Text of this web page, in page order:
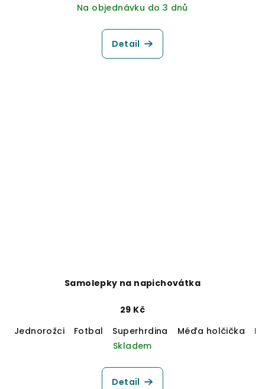
Na objednávku do 3 dnů
Detail
Samolepky na napichovátka
29 Kč
Jednorožci
Fotbal Superhrdina Méďa holčička
Skladem
Detail